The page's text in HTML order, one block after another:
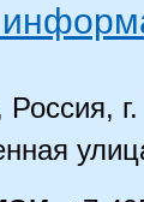
Россия,